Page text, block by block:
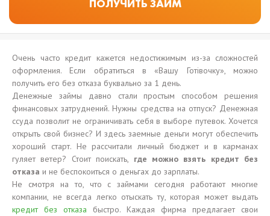
Очень часто кредит кажется недостижимым из-за сложностей
оформления. Если обратиться в «Вашу Готівочку», можно
получить его без отказа буквально за 1 день.
Денежные займы давно стали простым способом решения
финансовых затруднений. Нужны средства на отпуск? Денежная
ссуда позволит не ограничивать себя в выборе путевок. Хочется
открыть свой бизнес? И здесь заемные деньги могут обеспечить
хороший старт. Не рассчитали личный бюджет и в карманах
гуляет ветер? Стоит поискать, где можно взять кредит без
отказа и не беспокоиться о деньгах до зарплаты.
Не смотря на то, что с займами сегодня работают многие
компании, не всегда легко отыскать ту, которая может выдать
кредит без отказа быстро. Каждая фирма предлагает свои